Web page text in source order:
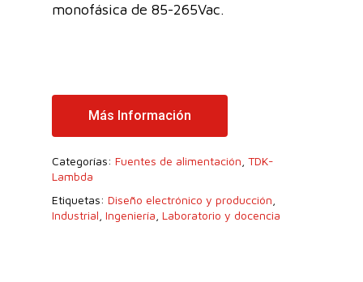
monofásica de 85-265Vac.
Más Información
Categorías: Fuentes de alimentación TDK-
Lambda
Etiquetas: Diseño electrónico y producción
Industrial Ingeniería Laboratorio y docencia